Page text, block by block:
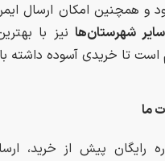
و همچنین امکان ارسال
سایر شهرستان‌ها نیز با
است تا خریدی آسوده داشته
ما
رایگان پیش از خرید،